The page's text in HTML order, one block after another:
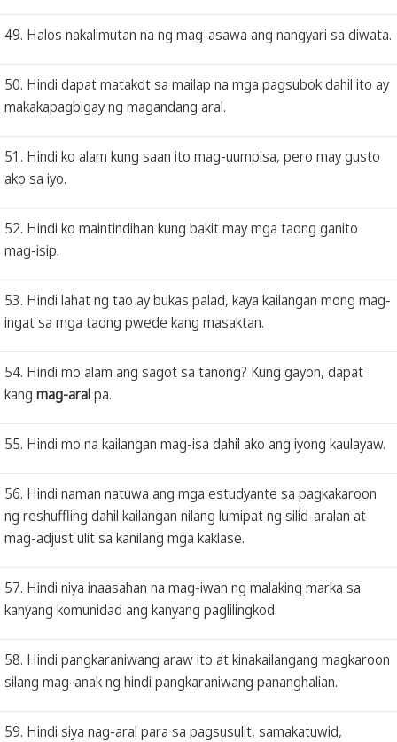
49. Halos nakalimutan na ng mag-asawa ang nangyari sa diwata.
50. Hindi dapat matakot sa mailap na mga pagsubok dahil ito ay
makakapagbigay ng magandang aral.
51. Hindi ko alam kung saan ito mag-uumpisa, pero may gusto
ako sa iyo.
52. Hindi ko maintindihan kung bakit may mga taong ganito
mag-isip.
53. Hindi lahat ng tao ay bukas palad, kaya kailangan mong mag-
ingat sa mga taong pwede kang masaktan.
54. Hindi mo alam ang sagot sa tanong? Kung gayon, dapat
kang mag-aralpa.
55. Hindi mo na kailangan mag-isa dahil ako ang iyong kaulayaw.
56. Hindi naman natuwa ang mga estudyante sa pagkakaroon
ng reshuffling dahil kailangan nilang lumipat ng silid-aralan at
mag-adjust ulit sa kanilang mga kaklase.
57. Hindi niya inaasahan na mag-iwan ng malaking marka sa
kanyang komunidad ang kanyang paglilingkod.
58. Hindi pangkaraniwang araw ito at kinakailangang magkaroon
silang mag-anak ng hindi pangkaraniwang pananghalian.
59. Hindi siya nag-aral para sa pagsusulit, samakatuwid,